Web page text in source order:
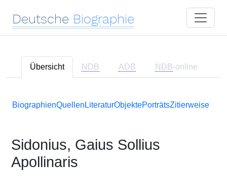
Deutsche Biographie
Übersicht NDB ADB NDB-online
BiographienQuellen LiteraturObjektePorträtsZitierweise
Sidonius, Gaius Sollius
Apollinaris